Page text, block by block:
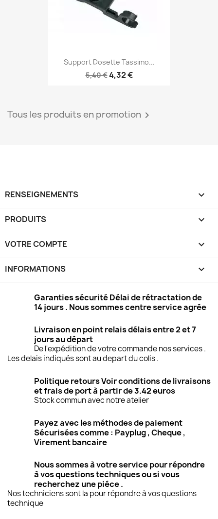
Support Dosette Tassimo...
5,40 €4,32 €
Tous les produits en promotion 
RENSEIGNEMENTS 
PRODUITS 
VOTRE COMPTE 
INFORMATIONS keyboard_arrow_down
Garanties sécurité Délai de rétractation de
14 jours . Nous sommes centre service agrée
Livraison en point relais délais entre 2 et 7
jours au départ
De l'expédition de votre commande nos services .
Les delais indiqués sont au depart du colis .
Politique retours Voir conditions de livraisons
et frais de port à partir de 3.42 euros
Stock commun avec notre atelier
Payez avec les méthodes de paiement
Sécurisées comme : Payplug , Cheque ,
Virement bancaire
Nous sommes à votre service pour répondre
à vos questions techniques ou si vous
recherchez une piéce .
Nos techniciens sont la pour répondre à vos questions
technique